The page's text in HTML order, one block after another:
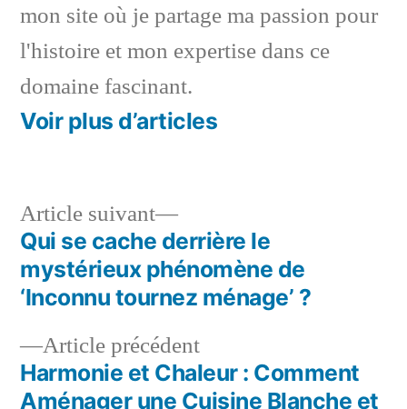
mon site où je partage ma passion pour
l'histoire et mon expertise dans ce
domaine fascinant.
Voir plus d’articles
Navigation
de
l’article
Article précédentArticle
précédent :
Harmonie et Chaleur : Comment
Aménager une Cuisine Blanche et
Article suivant
Article
suivant :
Qui se cache derrière le
mystérieux phénomène de
‘Inconnu tournez ménage’ ?